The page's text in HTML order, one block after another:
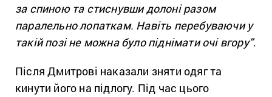
за спиною та стиснувши долоні разом
паралельно лопаткам. Навіть перебуваючи у
такій позі не можна було піднімати очі вгору”.
Після Дмитрові наказали зняти одяг та
кинути його на підлогу. Під час цього